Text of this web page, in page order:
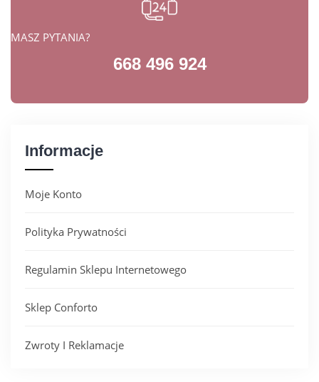
MASZ PYTANIA?
668 496 924
Informacje
Moje Konto
Polityka Prywatności
Regulamin Sklepu Internetowego
Sklep Conforto
Zwroty I Reklamacje